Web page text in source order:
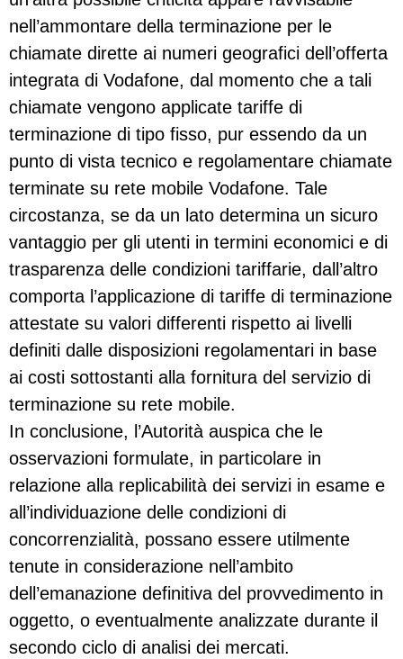
nell’ammontare della terminazione per le
chiamate dirette ai numeri geografici dell’offerta
integrata di Vodafone, dal momento che a tali
chiamate vengono applicate tariffe di
terminazione di tipo fisso, pur essendo da un
punto di vista tecnico e regolamentare chiamate
terminate su rete mobile Vodafone. Tale
circostanza, se da un lato determina un sicuro
vantaggio per gli utenti in termini economici e di
trasparenza delle condizioni tariffarie, dall’altro
comporta l’applicazione di tariffe di terminazione
attestate su valori differenti rispetto ai livelli
definiti dalle disposizioni regolamentari in base
ai costi sottostanti alla fornitura del servizio di
terminazione su rete mobile.
In conclusione, l’Autorità auspica che le
osservazioni formulate, in particolare in
relazione alla replicabilità dei servizi in esame e
all’individuazione delle condizioni di
concorrenzialità, possano essere utilmente
tenute in considerazione nell’ambito
dell’emanazione definitiva del provvedimento in
oggetto, o eventualmente analizzate durante il
secondo ciclo di analisi dei mercati.